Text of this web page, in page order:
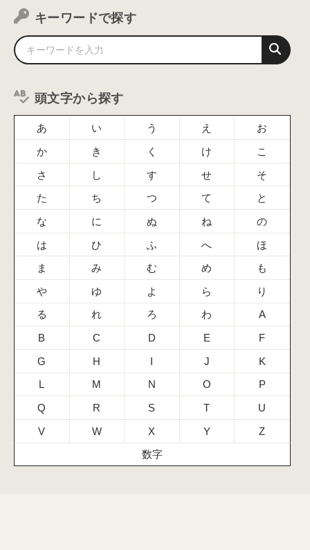
キーワードで探す
頭文字から探す
あ い う え お
か き く け
こ
さ
し す せ
そ
た
ち つ て
と
な
に ぬ ね
の
は
ひ ふ へ
ほ
ま
み む め
も
や
ゆ よ ら
り
る
れ ろ わ
A
B
C D E
F
G
H I J
K
L
M N O
P
Q
R S T
U
V
W X Y
Z
数字